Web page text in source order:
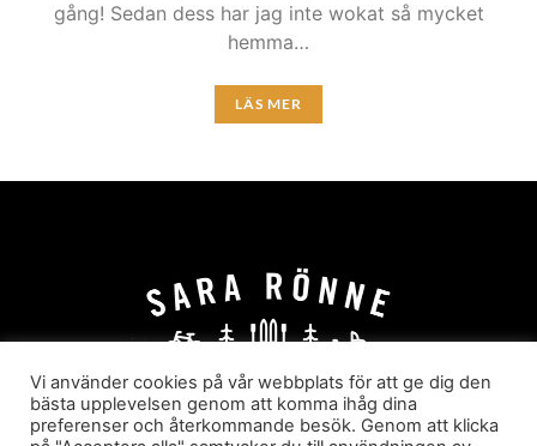
gång! Sedan dess har jag inte wokat så mycket
hemma…
LÄS MER
HEM OM MIG JOBBA MED MIG
Vi använder cookies på vår webbplats för att ge dig den
bästa upplevelsen genom att komma ihåg dina
preferenser och återkommande besök. Genom att klicka